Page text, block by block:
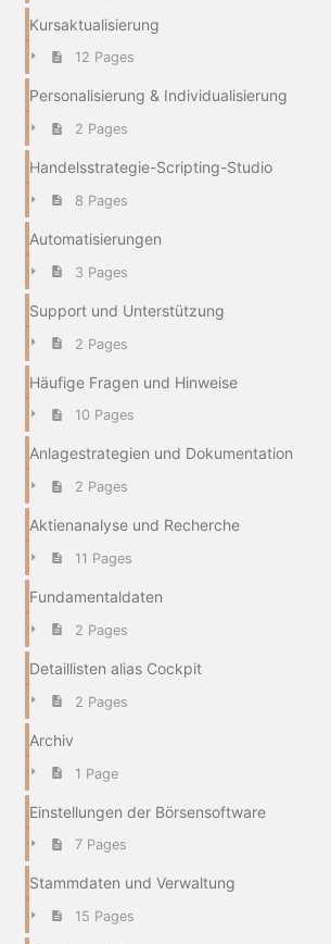
Kursaktualisierung
12 Pages
Personalisierung & Individualisierung
2 Pages
Handelsstrategie-Scripting-Studio
8 Pages
Automatisierungen
3 Pages
Support und Unterstützung
2 Pages
Häufige Fragen und Hinweise
10 Pages
Anlagestrategien und Dokumentation
2 Pages
Aktienanalyse und Recherche
11 Pages
Fundamentaldaten
2 Pages
Detaillisten alias Cockpit
2 Pages
Archiv
1 Page
Einstellungen der Börsensoftware
7 Pages
Stammdaten und Verwaltung
15 Pages